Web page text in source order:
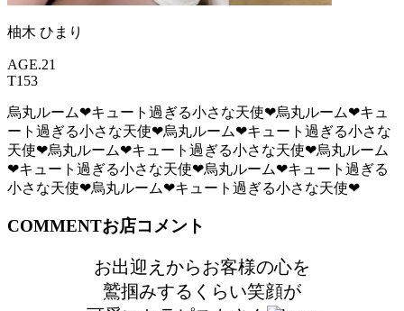
柚木 ひまり
AGE.21
T153
烏丸ルーム❤キュート過ぎる小さな天使❤烏丸ルーム❤キュ
ート過ぎる小さな天使❤烏丸ルーム❤キュート過ぎる小さな
天使❤烏丸ルーム❤キュート過ぎる小さな天使❤烏丸ルーム
❤キュート過ぎる小さな天使❤烏丸ルーム❤キュート過ぎる
小さな天使❤烏丸ルーム❤キュート過ぎる小さな天使❤
COMMENTお店コメント
お出迎えからお客様の心を
鷲掴みするくらい笑顔が